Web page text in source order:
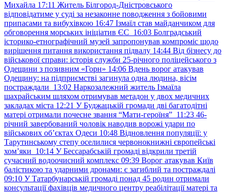
Михайла 17:11 Житель Білгород-Дністровського
відповідатиме у суді за незаконне поводження з бойовими
припасами та вибухівкою 16:47 Ізмаїл став майданчиком для
обговорення морських ініціатив ЄС 16:03 Болградський
історико-етнографічний музей запропонував компроміс щодо
вирішення питання використання підвалу 14:44 Від бізнесу до
військової справи: історія служби 25-річного поліцейського з
Одещини з позивним «Горн» 14:06 Вдень ворог атакував
Одещину: на підприємстві загинула одна людина, вісім
постраждали 13:02 Наркозалежний житель Ізмаїла
шахрайським шляхом отримував метадон у двох медичних
закладах міста 12:21 У Буджацькій громади дві багатодітні
матері отримали почесне звання “Мати-героїня” 11:23 46-
річний завербований чоловік наводив ворожі удари по
військових обʼєктах Одеси 10:48 Відновлення популяції: у
Тарутинському степу оселилися червонокнижні європейські
хом’яки 10:14 У Бессарабській громаді відкрили третій
сучасний водоочисний комплекс 09:39 Ворог атакував Київ
балістикою та ударними дронами: є загиблий та постраждалі
09:10 У Татарбунарській громаді понад 45 родин отримали
консультації фахівців медичного центру реабілітації матері та